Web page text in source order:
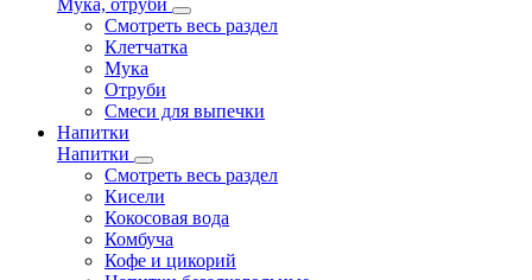
Мука, отруби
Смотреть весь раздел
Клетчатка
Мука
Отруби
Смеси для выпечки
Напитки
Напитки
Смотреть весь раздел
Кисели
Кокосовая вода
Комбуча
Кофе и цикорий